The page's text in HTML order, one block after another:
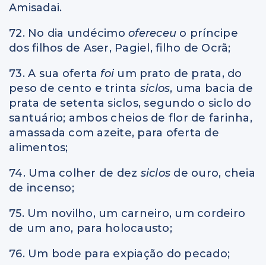
Amisadai.
72. No dia undécimo ofereceu o príncipe
dos filhos de Aser, Pagiel, filho de Ocrã;
73. A sua oferta foi um prato de prata, do
peso de cento e trinta siclos, uma bacia de
prata de setenta siclos, segundo o siclo do
santuário; ambos cheios de flor de farinha,
amassada com azeite, para oferta de
alimentos;
74. Uma colher de dez siclos de ouro, cheia
de incenso;
75. Um novilho, um carneiro, um cordeiro
de um ano, para holocausto;
76. Um bode para expiação do pecado;